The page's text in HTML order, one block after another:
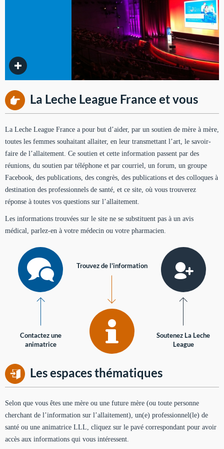
La Leche League France et vous
La Leche League France a pour but d’aider, par un soutien de mère à mère,
toutes les femmes souhaitant allaiter, en leur transmettant l’art, le savoir-
faire de l’allaitement. Ce soutien et cette information passent par des
réunions, du soutien par téléphone et par courriel, un forum, un groupe
Facebook, des publications, des congrès, des publications et des colloques à
destination des professionnels de santé, et ce site, où vous trouverez
réponse à toutes vos questions sur l’allaitement.
Les informations trouvées sur le site ne se substituent pas à un avis
médical, parlez-en à votre médecin ou votre pharmacien.
Contactez une
animatrice
Trouvez de l'information
Soutenez La Leche
League
Les espaces thématiques
Selon que vous êtes une mère ou une future mère (ou toute personne
cherchant de l’information sur l’allaitement), un(e) professionnel(le) de
santé ou une animatrice LLL, cliquez sur le pavé correspondant pour avoir
accès aux informations qui vous intéressent.